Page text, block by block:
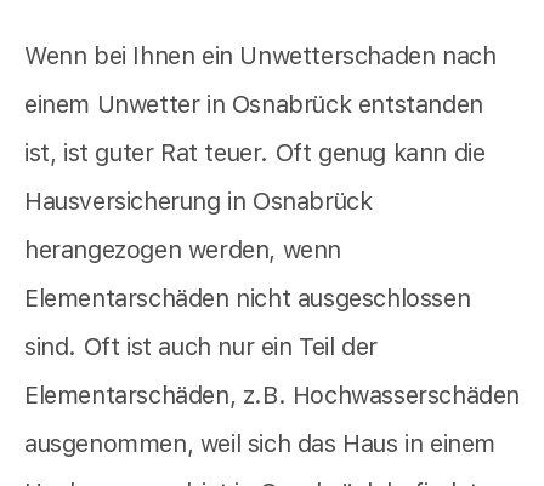
Wenn bei Ihnen ein Unwetterschaden nach
einem Unwetter in Osnabrück entstanden
ist, ist guter Rat teuer. Oft genug kann die
Hausversicherung in Osnabrück
herangezogen werden, wenn
Elementarschäden nicht ausgeschlossen
sind. Oft ist auch nur ein Teil der
Elementarschäden, z.B. Hochwasserschäden
ausgenommen, weil sich das Haus in einem